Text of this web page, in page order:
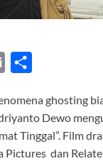
a
i
l
a
r
ghosting
Dewo
Tinggal”. Film
Pictures dan